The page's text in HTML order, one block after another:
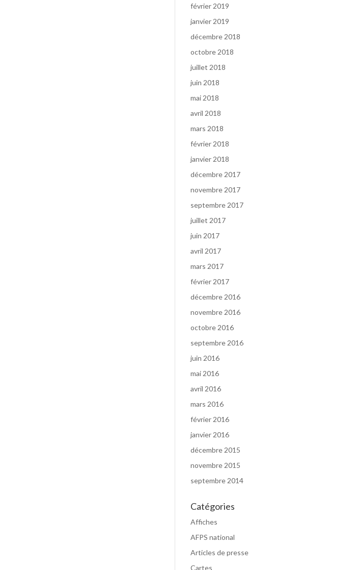
février 2019
janvier 2019
décembre 2018
octobre 2018
juillet 2018
juin 2018
mai 2018
avril 2018
mars 2018
février 2018
janvier 2018
décembre 2017
novembre 2017
septembre 2017
juillet 2017
juin 2017
avril 2017
mars 2017
février 2017
décembre 2016
novembre 2016
octobre 2016
septembre 2016
juin 2016
mai 2016
avril 2016
mars 2016
février 2016
janvier 2016
décembre 2015
novembre 2015
septembre 2014
Catégories
Affiches
AFPS national
Articles de presse
Cartes